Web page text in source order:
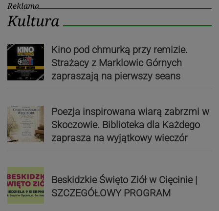
Reklama
Kultura
Kino pod chmurką przy remizie.
Strażacy z Marklowic Górnych
zapraszają na pierwszy seans
Poezja inspirowana wiarą zabrzmi w
Skoczowie. Biblioteka dla Każdego
zaprasza na wyjątkowy wieczór
Beskidzkie Święto Ziół w Cięcinie |
SZCZEGÓŁOWY PROGRAM